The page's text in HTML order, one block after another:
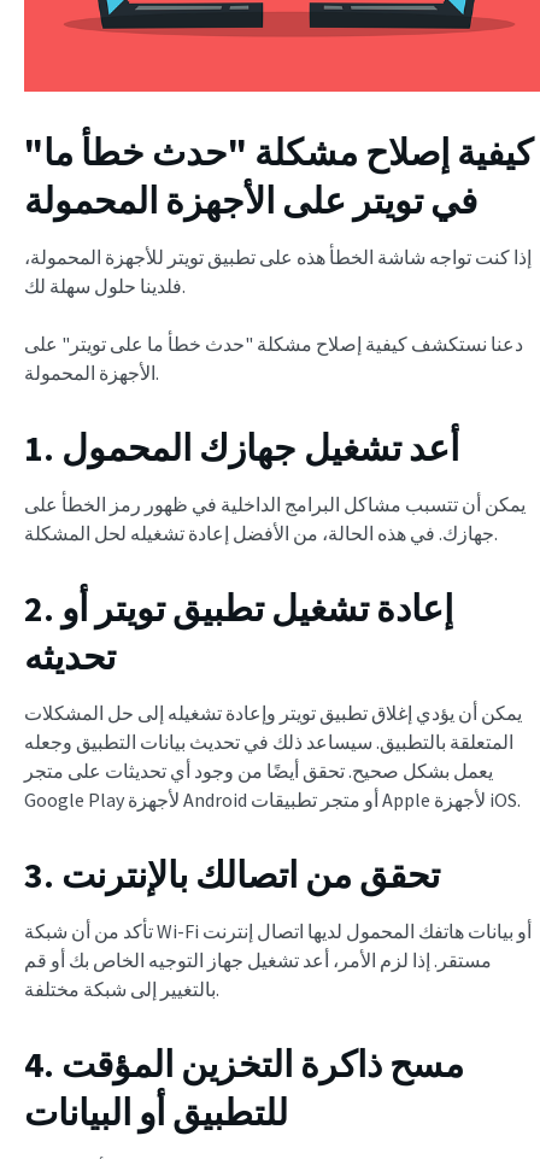
كيفية إصلاح مشكلة "حدث خطأ ما"
في تويتر على الأجهزة المحمولة
إذا كنت تواجه شاشة الخطأ هذه على تطبيق تويتر للأجهزة المحمولة،
فلدينا حلول سهلة لك.
دعنا نستكشف كيفية إصلاح مشكلة "حدث خطأ ما على تويتر" على
الأجهزة المحمولة.
1. أعد تشغيل جهازك المحمول
يمكن أن تتسبب مشاكل البرامج الداخلية في ظهور رمز الخطأ على
جهازك. في هذه الحالة، من الأفضل إعادة تشغيله لحل المشكلة.
2. إعادة تشغيل تطبيق تويتر أو
تحديثه
يمكن أن يؤدي إغلاق تطبيق تويتر وإعادة تشغيله إلى حل المشكلات
المتعلقة بالتطبيق. سيساعد ذلك في تحديث بيانات التطبيق وجعله
يعمل بشكل صحيح. تحقق أيضًا من وجود أي تحديثات على متجر
Google Play لأجهزة Android أو متجر تطبيقات Apple لأجهزة iOS.
3. تحقق من اتصالك بالإنترنت
تأكد من أن شبكة Wi-Fi أو بيانات هاتفك المحمول لديها اتصال إنترنت
مستقر. إذا لزم الأمر، أعد تشغيل جهاز التوجيه الخاص بك أو قم
بالتغيير إلى شبكة مختلفة.
4. مسح ذاكرة التخزين المؤقت
للتطبيق أو البيانات